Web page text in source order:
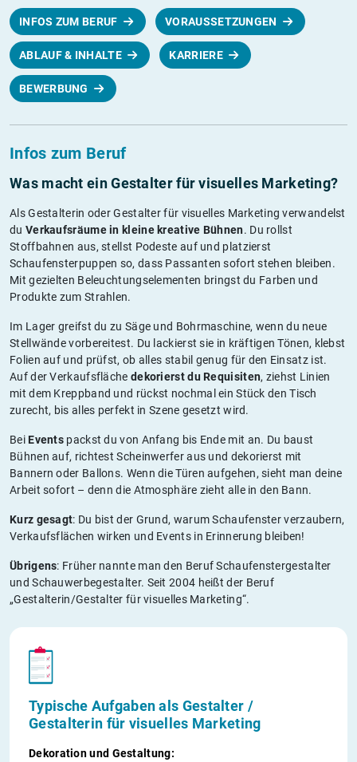
INFOS ZUM BERUF VORAUSSETZUNGEN
ABLAUF & INHALTE KARRIERE
BEWERBUNG
Infos zum Beruf
Was macht ein Gestalter für visuelles Marketing?
Als Gestalterin oder Gestalter für visuelles Marketing verwandelst
du Verkaufsräume in kleine kreative Bühnen. Du rollst
Stoffbahnen aus, stellst Podeste auf und platzierst
Schaufensterpuppen so, dass Passanten sofort stehen bleiben.
Mit gezielten Beleuchtungselementen bringst du Farben und
Produkte zum Strahlen.
Im Lager greifst du zu Säge und Bohrmaschine, wenn du neue
Stellwände vorbereitest. Du lackierst sie in kräftigen Tönen, klebst
Folien auf und prüfst, ob alles stabil genug für den Einsatz ist.
Auf der Verkaufsfläche dekorierst du Requisiten, ziehst Linien
mit dem Kreppband und rückst nochmal ein Stück den Tisch
zurecht, bis alles perfekt in Szene gesetzt wird.
Bei Events packst du von Anfang bis Ende mit an. Du baust
Bühnen auf, richtest Scheinwerfer aus und dekorierst mit
Bannern oder Ballons. Wenn die Türen aufgehen, sieht man deine
Arbeit sofort – denn die Atmosphäre zieht alle in den Bann.
Kurz gesagt: Du bist der Grund, warum Schaufenster verzaubern,
Verkaufsflächen wirken und Events in Erinnerung bleiben!
Übrigens: Früher nannte man den Beruf Schaufenstergestalter
und Schauwerbegestalter. Seit 2004 heißt der Beruf
„Gestalterin/Gestalter für visuelles Marketing“.
Typische Aufgaben als Gestalter /
Gestalterin für visuelles Marketing
Dekoration und Gestaltung: